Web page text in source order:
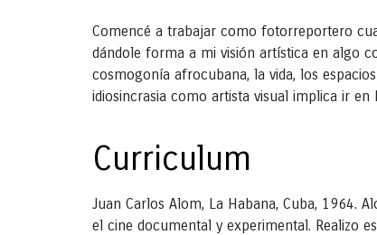
Comencé a trabajar como fotorreportero
dándole forma a mi visión artística en algo
cosmogonía afrocubana, la vida, los
idiosincrasia como artista visual implica ir
Curriculum
Juan Carlos Alom, La Habana, Cuba, 1964.
el cine documental y experimental. Realizo